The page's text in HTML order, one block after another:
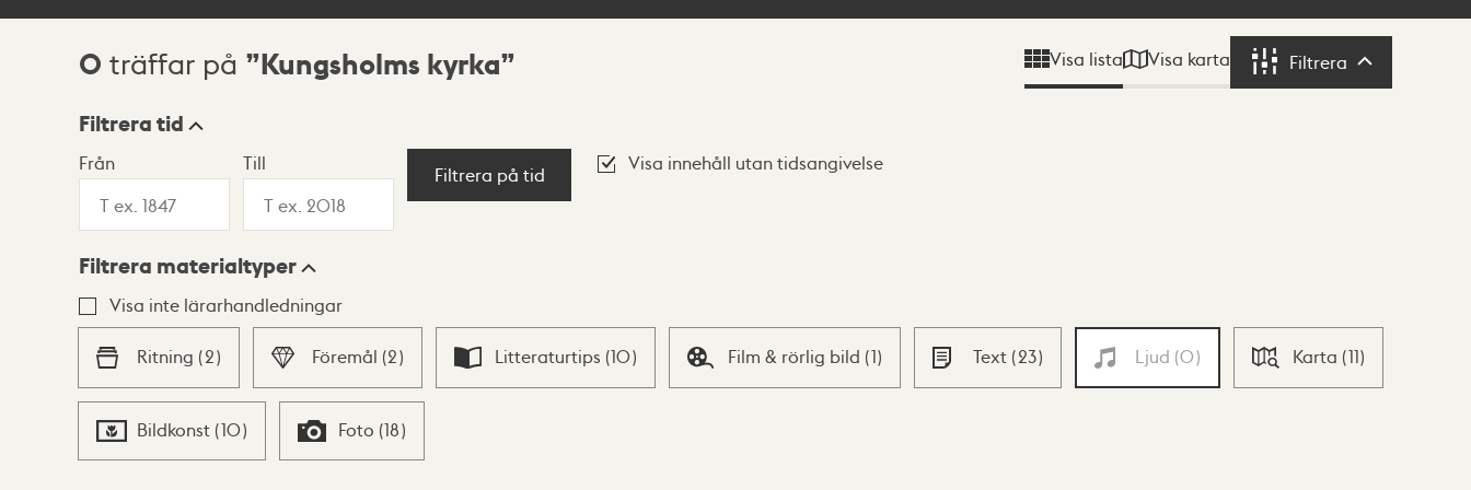
Sökresultat
0 träffar på Kungsholms kyrka Visa lista Visa karta Filtrera Filtrera
Visningsläge
Lista Karta
Filtrera tid
Från Till
Filtrera på tid
Visa innehåll utan tidsangivelse
Filtrera materialtyper
Visa inte lärarhandledningar
Ritning (2) Föremål (2) Litteraturtips (10) Film & rörlig bild (1) Text (23) Ljud (0) Karta (11)
Bildkonst (10) Foto (18)